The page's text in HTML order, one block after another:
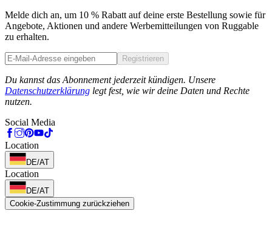
Melde dich an, um 10 % Rabatt auf deine erste Bestellung sowie für
Angebote, Aktionen und andere Werbemitteilungen von Ruggable
zu erhalten.
Registrieren
Du kannst das Abonnement jederzeit kündigen. Unsere
Datenschutzerklärung legt fest, wie wir deine Daten und Rechte
nutzen.
Social Media
Location
DE/AT
Location
DE/AT
Cookie-Zustimmung zurückziehen